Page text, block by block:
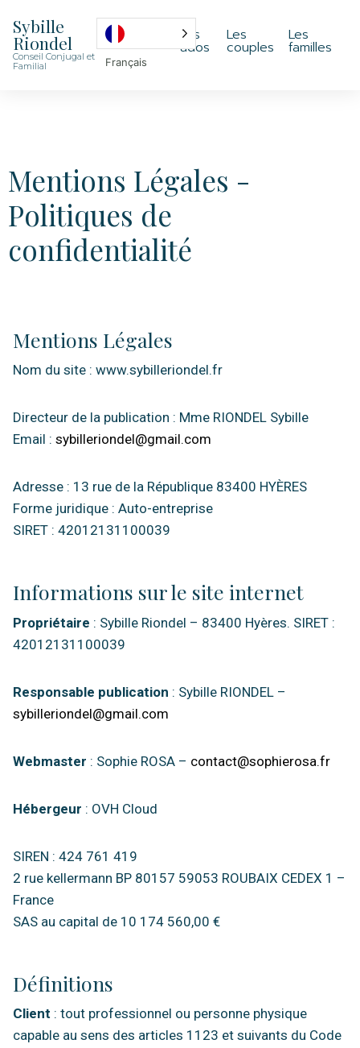
Sybille
Riondel
Conseil Conjugal et
Familial
Français
Les
ados
Les
couples
Les
familles
Mentions Légales -
Politiques de
confidentialité
Mentions Légales
Nom du site : www.sybilleriondel.fr
Directeur de la publication : Mme RIONDEL Sybille
Email : sybilleriondel@gmail.com
Adresse : 13 rue de la République 83400 HYÈRES
Forme juridique : Auto-entreprise
SIRET : 42012131100039
Informations sur le site internet
Propriétaire : Sybille Riondel – 83400 Hyères. SIRET :
42012131100039
Responsable publication : Sybille RIONDEL –
sybilleriondel@gmail.com
Webmaster : Sophie ROSA – contact@sophierosa.fr
Hébergeur : OVH Cloud
SIREN : 424 761 419
2 rue kellermann BP 80157 59053 ROUBAIX CEDEX 1 –
France
SAS au capital de 10 174 560,00 €
Définitions
Client : tout professionnel ou personne physique
capable au sens des articles 1123 et suivants du Code